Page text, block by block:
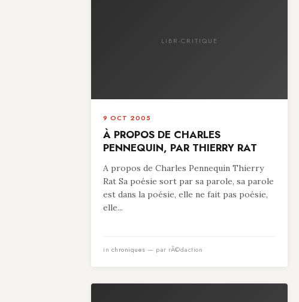
LIBR-CRITIQUE
9 OCT 2005
À PROPOS DE CHARLES
PENNEQUIN, PAR THIERRY RAT
A propos de Charles Pennequin Thierry
Rat Sa poésie sort par sa parole, sa parole
est dans la poésie, elle ne fait pas poésie,
elle...
in chroniques — par rÃ©daction